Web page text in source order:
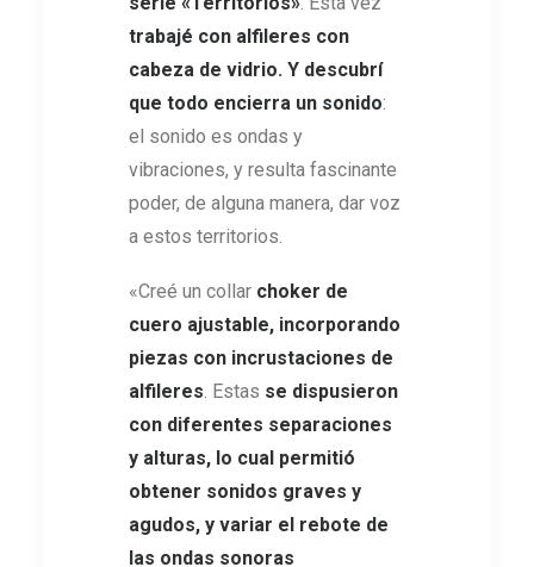
trabajé con alfileres con
cabeza de vidrio. Y descubrí
que todo encierra un sonido:
el sonido es ondas y
vibraciones, y resulta fascinante
poder, de alguna manera, dar voz
a estos territorios.
«Creé un collar choker de
cuero ajustable, incorporando
piezas con incrustaciones de
alfileres. Estas se dispusieron
con diferentes separaciones
y alturas, lo cual permitió
obtener sonidos graves y
agudos, y variar el rebote de
las ondas sonoras